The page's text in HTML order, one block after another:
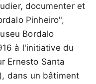
documenter et
Pinheiro",
Bordalo
à l'initiative du
Ernesto Santa
dans un bâtiment